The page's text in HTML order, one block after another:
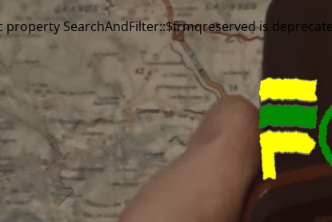
property SearchAndFilter::$frmqreserved is